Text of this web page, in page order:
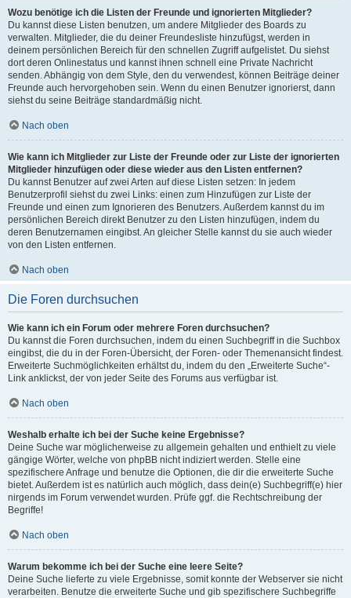
Wozu benötige ich die Listen der Freunde und ignorierten Mitglieder?
Du kannst diese Listen benutzen, um andere Mitglieder des Boards zu
verwalten. Mitglieder, die du deiner Freundesliste hinzufügst, werden in
deinem persönlichen Bereich für den schnellen Zugriff aufgelistet. Du siehst
dort deren Onlinestatus und kannst ihnen schnell eine Private Nachricht
senden. Abhängig von dem Style, den du verwendest, können Beiträge deiner
Freunde auch hervorgehoben sein. Wenn du einen Benutzer ignorierst, dann
siehst du seine Beiträge standardmäßig nicht.
Nach oben
Wie kann ich Mitglieder zur Liste der Freunde oder zur Liste der ignorierten
Mitglieder hinzufügen oder diese wieder aus den Listen entfernen?
Du kannst Benutzer auf zwei Arten auf diese Listen setzen: In jedem
Benutzerprofil siehst du zwei Links: einen zum Hinzufügen zur Liste der
Freunde und einen zum Ignorieren des Benutzers. Außerdem kannst du im
persönlichen Bereich direkt Benutzer zu den Listen hinzufügen, indem du
deren Benutzernamen eingibst. An gleicher Stelle kannst du sie auch wieder
von den Listen entfernen.
Nach oben
Die Foren durchsuchen
Wie kann ich ein Forum oder mehrere Foren durchsuchen?
Du kannst die Foren durchsuchen, indem du einen Suchbegriff in die Suchbox
eingibst, die du in der Foren-Übersicht, der Foren- oder Themenansicht findest.
Erweiterte Suchmöglichkeiten erhältst du, indem du den „Erweiterte Suche“-
Link anklickst, der von jeder Seite des Forums aus verfügbar ist.
Nach oben
Weshalb erhalte ich bei der Suche keine Ergebnisse?
Deine Suche war möglicherweise zu allgemein gehalten und enthielt zu viele
gängige Wörter, welche von phpBB nicht indiziert werden. Stelle eine
spezifischere Anfrage und benutze die Optionen, die dir die erweiterte Suche
bietet. Außerdem ist es natürlich auch möglich, dass dein(e) Suchbegriff(e) hier
nirgends im Forum verwendet wurden. Prüfe ggf. die Rechtschreibung der
Begriffe!
Nach oben
Warum bekomme ich bei der Suche eine leere Seite?
Deine Suche lieferte zu viele Ergebnisse, somit konnte der Webserver sie nicht
verarbeiten. Benutze die erweiterte Suche und gib spezifischere Suchbegriffe